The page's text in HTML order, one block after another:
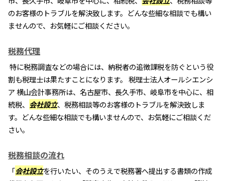
のお客様のトラブルを解決致します。どんな些細な相談でも構い
ませんので、お気軽にご相談ください。
税務代理
特に税務調査などの場合には、納税者の追徴課税を防ぐという役
割も税理士は果たすことになります。 税理士法人オールシエンシ
ア 横山会計事務所は、名古屋市、長久手市、岐阜市を中心に、相
続税、 会社設立、税務相談等のお客様のトラブルを解決致しま
す。どんな些細な相談でも構いませんので、お気軽にご相談くだ
さい。
税務相談の流れ
「会社設立を行いたい、そのうえで税務署へ提出する書類の作成